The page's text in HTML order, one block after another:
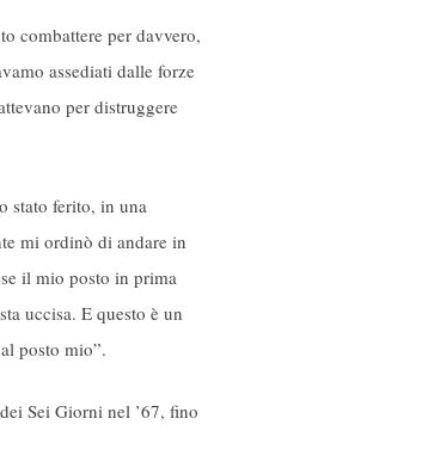
combattere per davvero,
assediati dalle forze
per distruggere
stato ferito, in una
mi ordinò di andare in
il mio posto in prima
uccisa. E questo è un
posto mio”.
Sei Giorni nel ’67, fino